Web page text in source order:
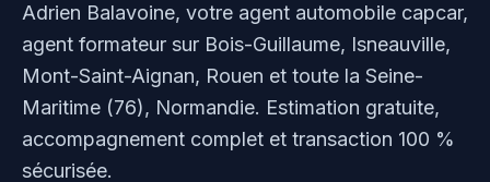
Adrien Balavoine, votre agent automobile capcar,
agent formateur sur Bois-Guillaume, Isneauville,
Mont-Saint-Aignan, Rouen et toute la Seine-
Maritime (76), Normandie. Estimation gratuite,
accompagnement complet et transaction 100 %
sécurisée.